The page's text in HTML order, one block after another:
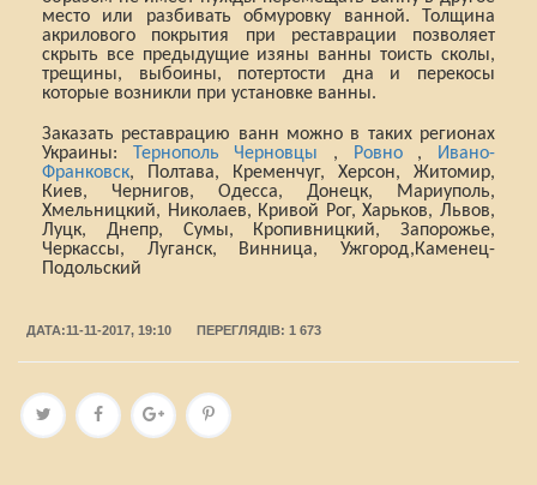
место или разбивать обмуровку ванной. Толщина
акрилового покрытия при реставрации позволяет
скрыть все предыдущие изяны ванны тоисть сколы,
трещины, выбоины, потертости дна и перекосы
которые возникли при установке ванны.
Заказать реставрацию ванн можно в таких регионах
Украины:
Тернополь Черновцы , Ровно,
Ивано-
Франковск, Полтава, Кременчуг, Херсон, Житомир,
Киев, Чернигов, Одесса, Донецк, Мариуполь,
Хмельницкий, Николаев, Кривой Рог, Харьков, Львов,
Луцк, Днепр, Сумы, Кропивницкий, Запорожье,
Черкассы, Луганск, Винница, Ужгород,Каменец-
Подольский
ДАТА:11-11-2017, 19:10 ПЕРЕГЛЯДІВ: 1 673